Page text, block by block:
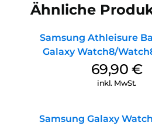
Ähnliche
Samsung Athleisure
Galaxy Watch8/
Sage
69,90 €
inkl. MwSt.
Samsung Galaxy